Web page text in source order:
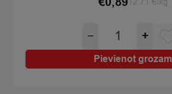
12.71 €/kg
−
Saldējums
Oga
jogurta
persiku
+
Pievienot grozam